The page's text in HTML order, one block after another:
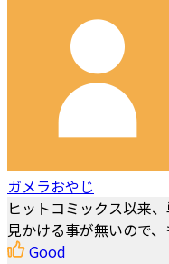
ガメラおやじ
ヒットコミックス以来
見かける事が無いので
Good